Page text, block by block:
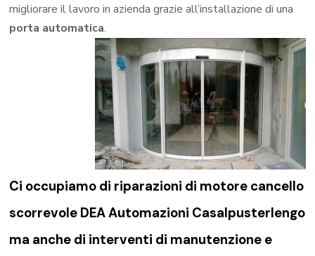
migliorare il lavoro in azienda grazie all’installazione di una
porta automatica.
Ci occupiamo di riparazioni di motore cancello
scorrevole DEA Automazioni Casalpusterlengo
ma anche di interventi di manutenzione e